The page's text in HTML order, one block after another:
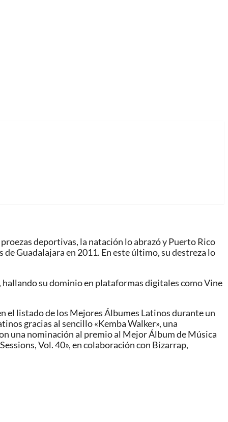
deportivas, la natación lo abrazó y Puerto Rico
Guadalajara en 2011. En este último, su destreza lo
hallando su dominio en plataformas digitales como Vine
el listado de los Mejores Álbumes Latinos durante un
gracias al sencillo «Kemba Walker», una
una nominación al premio al Mejor Álbum de Música
Vol. 40», en colaboración con Bizarrap,